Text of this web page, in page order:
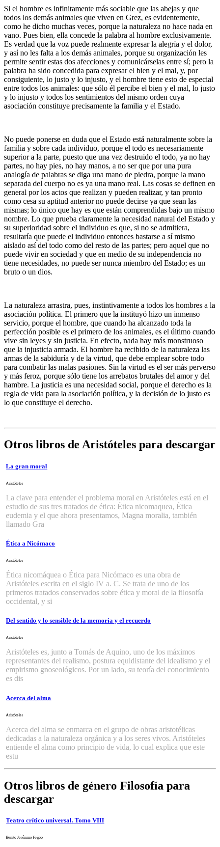
Si el hombre es infinitamente más sociable que las abejas y que
todos los demás animales que viven en Grez, es evidentemente,
como he dicho muchas veces, porque la naturaleza no hace nada en
vano. Pues bien, ella concede la palabra al hombre exclusivamente.
Es verdad que la voz puede realmente expresar la alegría y el dolor,
y así no les falta a los demás animales, porque su organización les
permite sentir estas dos afecciones y comunicárselas entre sí; pero la
palabra ha sido concedida para expresar el bien y el mal, y, por
consiguiente, lo justo y lo injusto, y el hombre tiene esto de especial
entre todos los animales: que sólo él percibe el bien y el mal, lo justo
y lo injusto y todos los sentimientos del mismo orden cuya
asociación constituye precisamente la familia y el Estado.
No puede ponerse en duda que el Estado está naturalmente sobre la
familia y sobre cada individuo, porque el todo es necesariamente
superior a la parte, puesto que una vez destruido el todo, ya no hay
partes, no hay pies, no hay manos, a no ser que por una pura
analogía de palabras se diga una mano de piedra, porque la mano
separada del cuerpo no es ya una mano real. Las cosas se definen en
general por los actos que realizan y pueden realizar, y tan pronto
como cesa su aptitud anterior no puede decirse ya que sean las
mismas; lo único que hay es que están comprendidas bajo un mismo
nombre. Lo que prueba claramente la necesidad natural del Estado y
su superioridad sobre el individuo es que, si no se admitiera,
resultaría que puede el individuo entonces bastarse a sí mismo
aislado así del todo como del resto de las partes; pero aquel que no
puede vivir en sociedad y que en medio de su independencia no
tiene necesidades, no puede ser nunca miembro del Estado; es un
bruto o un dios.
La naturaleza arrastra, pues, instintivamente a todos los hombres a la
asociación política. El primero que la instituyó hizo un inmenso
servicio, porque el hombre, que cuando ha alcanzado toda la
perfección posible es el primero de los animales, es el último cuando
vive sin leyes y sin justicia. En efecto, nada hay más monstruoso
que la injusticia armada. El hombre ha recibido de la naturaleza las
armas de la sabiduría y de la virtud, que debe emplear sobre todo
para combatir las malas pasiones. Sin la virtud es el ser más perverso
y más feroz, porque sólo tiene los arrebatos brutales del amor y del
hambre. La justicia es una necesidad social, porque el derecho es la
regla de vida para la asociación política, y la decisión de lo justo es
lo que constituye el derecho.
Otros libros de Aristóteles para descargar
La gran moral
Aristóteles
La clave para entender el problema moral en Aristóteles está en el
estudio de sus tres tratados de ética: Ética nicomaquea, Ética
eudemia y el que ahora presentamos, Magna moralia, también
llamado Gra
Ética a Nicómaco
Aristóteles
Ética nicomáquea o Ética para Nicómaco es una obra de
Aristóteles escrita en el siglo IV a. C. Se trata de uno de los
primeros tratados conservados sobre ética y moral de la filosofía
occidental, y si
Del sentido y lo sensible de la memoria y el recuerdo
Aristóteles
Aristóteles es, junto a Tomás de Aquino, uno de los máximos
representantes del realismo, postura equidistante del idealismo y el
empirismo gnoseológicos. Por un lado, su teoría del conocimiento
es dis
Acerca del alma
Aristóteles
Acerca del alma se enmarca en el grupo de obras aristotélicas
dedicadas a la naturaleza orgánica y a los seres vivos. Aristóteles
entiende el alma como principio de vida, lo cual explica que este
estu
Otros libros de género Filosofía para
descargar
Teatro crítico universal. Tomo VIII
Benito Jerónimo Feijoo